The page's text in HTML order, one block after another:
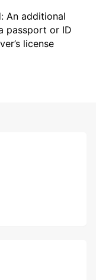
An additional
passport or ID
license